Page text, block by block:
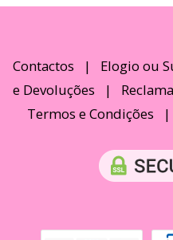
Contactos | Elogio ou
e Devoluções |
Termos e Condições |